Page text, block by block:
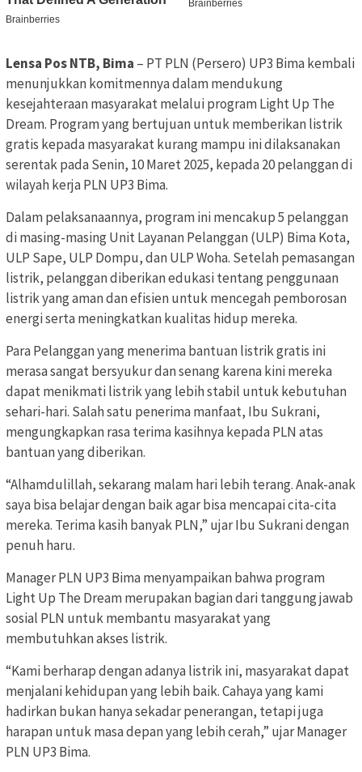
Lensa Pos NTB, Bima – PT PLN (Persero) UP3 Bima kembali
menunjukkan komitmennya dalam mendukung
kesejahteraan masyarakat melalui program Light Up The
Dream. Program yang bertujuan untuk memberikan listrik
gratis kepada masyarakat kurang mampu ini dilaksanakan
serentak pada Senin, 10 Maret 2025, kepada 20 pelanggan di
wilayah kerja PLN UP3 Bima.
Dalam pelaksanaannya, program ini mencakup 5 pelanggan
di masing-masing Unit Layanan Pelanggan (ULP) Bima Kota,
ULP Sape, ULP Dompu, dan ULP Woha. Setelah pemasangan
listrik, pelanggan diberikan edukasi tentang penggunaan
listrik yang aman dan efisien untuk mencegah pemborosan
energi serta meningkatkan kualitas hidup mereka.
Para Pelanggan yang menerima bantuan listrik gratis ini
merasa sangat bersyukur dan senang karena kini mereka
dapat menikmati listrik yang lebih stabil untuk kebutuhan
sehari-hari. Salah satu penerima manfaat, Ibu Sukrani,
mengungkapkan rasa terima kasihnya kepada PLN atas
bantuan yang diberikan.
“Alhamdulillah, sekarang malam hari lebih terang. Anak-anak
saya bisa belajar dengan baik agar bisa mencapai cita-cita
mereka. Terima kasih banyak PLN,” ujar Ibu Sukrani dengan
penuh haru.
Manager PLN UP3 Bima menyampaikan bahwa program
Light Up The Dream merupakan bagian dari tanggung jawab
sosial PLN untuk membantu masyarakat yang
membutuhkan akses listrik.
“Kami berharap dengan adanya listrik ini, masyarakat dapat
menjalani kehidupan yang lebih baik. Cahaya yang kami
hadirkan bukan hanya sekadar penerangan, tetapi juga
harapan untuk masa depan yang lebih cerah,” ujar Manager
PLN UP3 Bima.